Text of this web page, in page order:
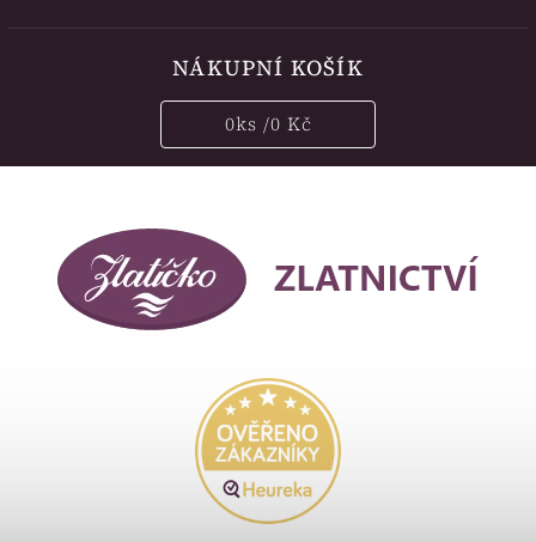
NÁKUPNÍ KOŠÍK
0ks /0 Kč